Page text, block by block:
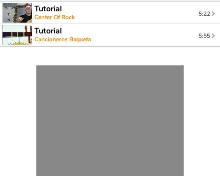
Tutorial
Center Of Rock 5:22
Tutorial
Cancioneros Baqueta 5:55